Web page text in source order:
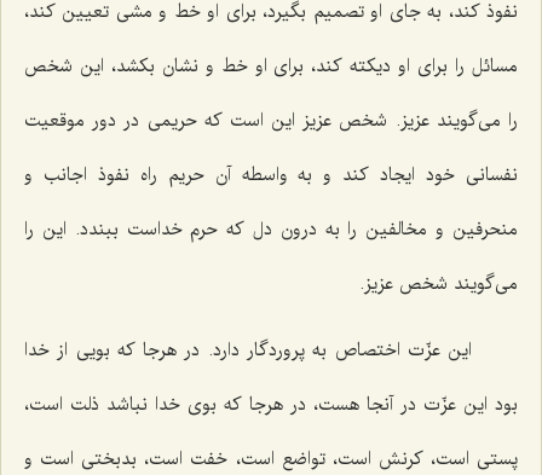
نفوذ كند، به جای او تصمیم بگیرد، برای او خط و مشی تعیین كند،
مسائل را برای او دیكته كند، برای او خط و نشان بكشد، این شخص
را می‌گویند عزیز. شخص عزیز این است كه حریمی در دور موقعیت
نفسانی خود ایجاد كند و به واسطه آن حریم راه نفوذ اجانب و
منحرفین و مخالفین را به درون دل كه حرم خداست ببندد. این را
می‌گویند شخص عزیز.
این عزّت اختصاص به پروردگار دارد. در هرجا كه بویی از خدا
بود این عزّت در آنجا هست، در هرجا كه بوی خدا نباشد ذلت است،
پستی است، كرنش است، تواضع است، خفت است، بدبختی است و